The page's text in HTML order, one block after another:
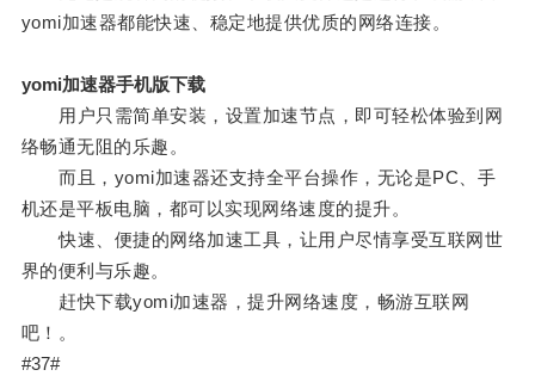
yomi加速器都能快速、稳定地提供优质的网络连接。
yomi加速器手机版下载
用户只需简单安装，设置加速节点，即可轻松体验到网
络畅通无阻的乐趣。
而且，yomi加速器还支持全平台操作，无论是PC、手
机还是平板电脑，都可以实现网络速度的提升。
快速、便捷的网络加速工具，让用户尽情享受互联网世
界的便利与乐趣。
赶快下载yomi加速器，提升网络速度，畅游互联网
吧！。
#37#